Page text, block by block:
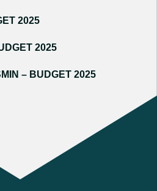
2025
2025
– BUDGET 2025